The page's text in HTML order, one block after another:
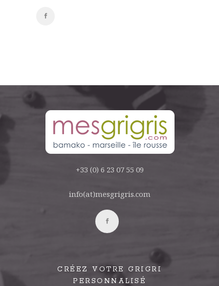
+33 (0) 6 23 07 55 09
info(at)mesgrigris.com
CRÉEZ VOTRE GRIGRI
PERSONNALISÉ